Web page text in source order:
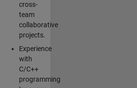
cross-
team
collaborative
projects.
Experience
with
C/C++
programming